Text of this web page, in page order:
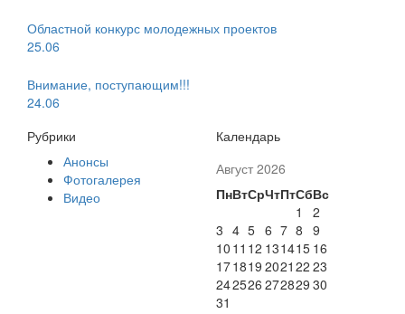
Областной конкурс молодежных проектов
25.06
Внимание, поступающим!!!
24.06
Рубрики
Анонсы
Фотогалерея
Видео
Календарь
Август 2026
ПнВтСрЧтПтСбВс
1
2
3 4 5 6 7 8 9
10 11 12 131415 16
171819 2021 22 23
242526 272829 30
31